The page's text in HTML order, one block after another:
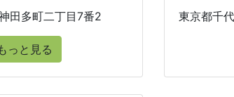
田多町二丁目7番2
っと見る
東京都千